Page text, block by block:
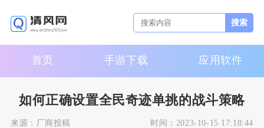
搜索
首页 手游下载 应用软件
如何正确设置全民奇迹单挑的战斗策略
来源： 厂商投稿 时间： 2023-10-15 17:18:44